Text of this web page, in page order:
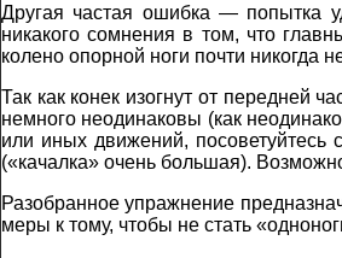
Другая частая ошибка — попытка
никакого сомнения в том, что
колено опорной ноги почти никогда
Так как конек изогнут от передней
немного неодинаковы (как
или иных движений, посоветуйтесь
(«качалка» очень большая).
Разобранное упражнение
меры к тому, чтобы не стать